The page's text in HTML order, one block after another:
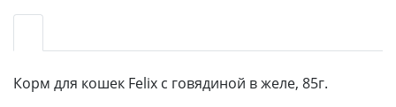
Корм для кошек Felix с говядиной в желе, 85г.